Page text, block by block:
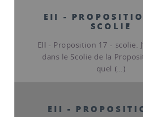
EII -
SCOLIE
EII - Proposition 17 - scolie.
dans le Scolie de la
quel (…)
EII -